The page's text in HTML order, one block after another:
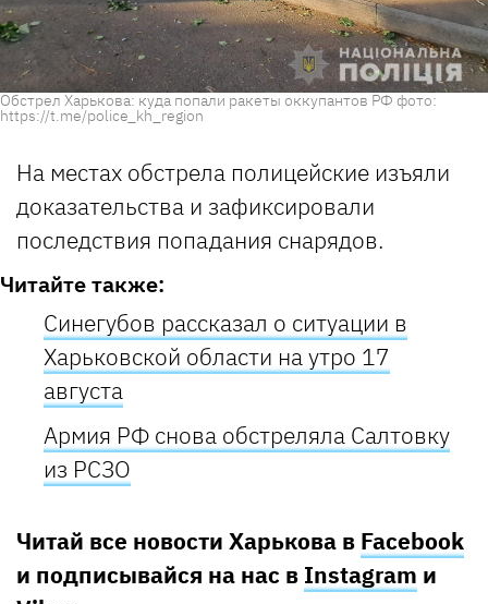
Обстрел Харькова: куда попали ракеты оккупантов РФ фото:
https://t.me/police_kh_region
На местах обстрела полицейские изъяли
доказательства и зафиксировали
последствия попадания снарядов.
Читайте также:
Синегубов рассказал о ситуации в
Харьковской области на утро 17
августа
Армия РФ снова обстреляла Салтовку
из РСЗО
Читай все новости Харькова в Facebook
и подписывайся на нас в Instagram и